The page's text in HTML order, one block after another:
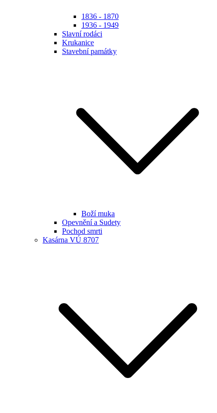
1836 - 1870
1936 - 1949
Slavní rodáci
Krukanice
Stavební památky
Boží muka
Opevnění a Sudety
Pochod smrti
Kasárna VÚ 8707